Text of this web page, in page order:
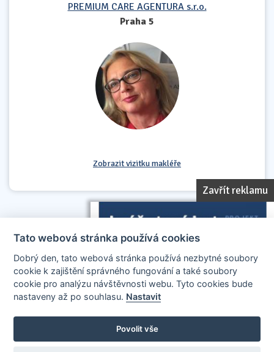
Zavřít reklamu
PREMIUM CARE AGENTURA s.r.o.
Praha 5
Zobrazit vizitku makléře
Stránky vytvořeny v iD-SIGN
Provozovatelem tohoto serveru je společnost AllCzech Promotion, s.r.o.,
Tato webová stránka používá cookies
Dobrý den, tato webová stránka používá nezbytné soubory
cookie k zajištění správného fungování a také soubory
cookie pro analýzu návštěvnosti webu. Tyto cookies bude
nastaveny až po souhlasu. Nastavit
Povolit vše